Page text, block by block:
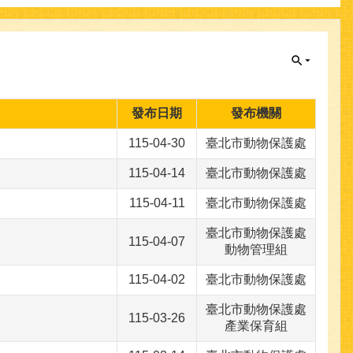
發布日期 發布機關
115-04-30 臺北市動物保護處
115-04-14 臺北市動物保護處
115-04-11 臺北市動物保護處
115-04-07
臺北市動物保護處
動物管理組
115-04-02 臺北市動物保護處
115-03-26
臺北市動物保護處
產業保育組